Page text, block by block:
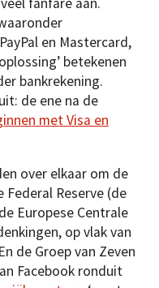
en Mastercard,
betekenen
bankrekening.
de ene na de
met Visa en
over elkaar om de
Reserve (de
Europese Centrale
op vlak van
de Groep van Zeven
Facebook ronduit